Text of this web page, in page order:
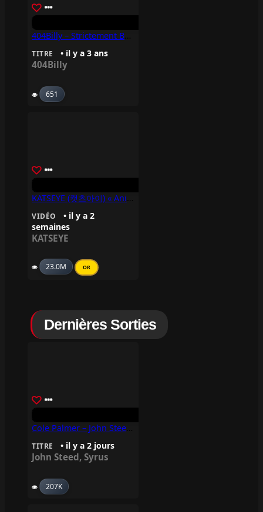
TITRE • il y a 3 ans
404Billy
651
VIDÉO
• il y a 2
semaines
KATSEYE
23.0M OR
Dernières Sorties
TITRE • il y a 2 jours
John Steed, Syrus
207K